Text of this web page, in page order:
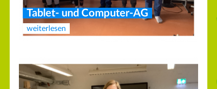
Tablet- und Computer-AG
weiterlesen